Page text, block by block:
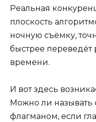
Реальная
плоскость
ночную съёмку,
быстрее переведёт
времени.
И вот здесь
Можно ли
флагманом, если